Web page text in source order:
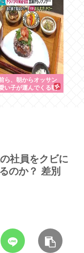
ら、朝からオッサン
い子が運んでくる朝
社員をクビに
のか？ 差別